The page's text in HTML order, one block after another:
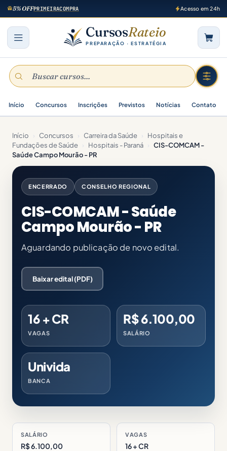
5% OFFPRIMEIRACOMPRA Acesso em 24h
CursosRateio
PREPARAÇÃO · ESTRATÉGIA
Início Concursos Inscrições Previstos Notícias Contato
Início › Concursos › Carreira da Saúde ›
Hospitais e
Fundações de Saúde › Hospitais - Paraná › CIS-COMCAM -
Saúde Campo Mourão - PR
ENCERRADO CONSELHO REGIONAL
CIS-COMCAM - Saúde
Campo Mourão - PR
Aguardando publicação de novo edital.
Baixar edital (PDF)
16 + CR
VAGAS
R$ 6.100,00
SALÁRIO
Univida
BANCA
SALÁRIO
R$ 6.100,00
VAGAS
16 + CR